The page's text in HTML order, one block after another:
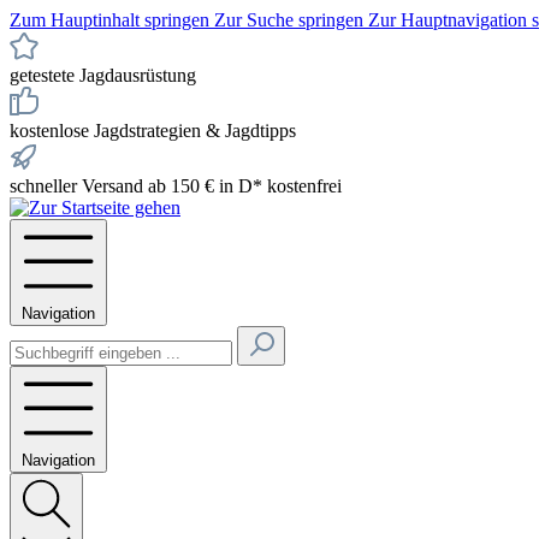
Zum Hauptinhalt springen Zur Suche springen Zur Hauptnavigation
getestete Jagdausrüstung
kostenlose Jagdstrategien & Jagdtipps
schneller Versand ab 150 € in D* kostenfrei
Navigation
Navigation